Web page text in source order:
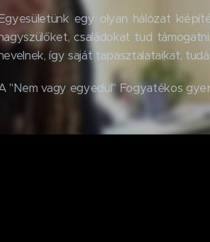
egy olyan hálózat
családokat tud
így saját tapasztalataikat,
"Nem vagy egyedül" Fogyatékos